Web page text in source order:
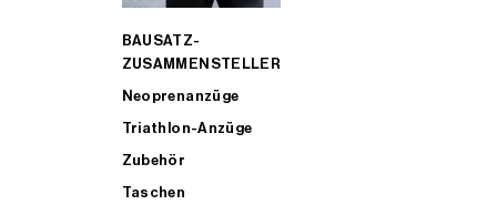
BAUSATZ-
ZUSAMMENSTELLER
Neoprenanzüge
Triathlon-Anzüge
Zubehör
Taschen